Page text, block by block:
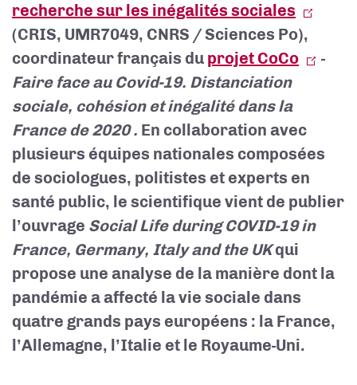
recherche sur les inégalités sociales
(CRIS, UMR7049, CNRS / Sciences Po),
coordinateur français du projet CoCo
-
Faire face au Covid-19. Distanciation
sociale, cohésion et inégalité dans la
France de 2020 . En collaboration avec
plusieurs équipes nationales composées
de sociologues, politistes et experts en
santé public, le scientifique vient de publier
l’ouvrage Social Life during COVID-19 in
France, Germany, Italy and the UKqui
propose une analyse de la manière dont la
pandémie a affecté la vie sociale dans
quatre grands pays européens : la France,
l’Allemagne, l’Italie et le Royaume-Uni.